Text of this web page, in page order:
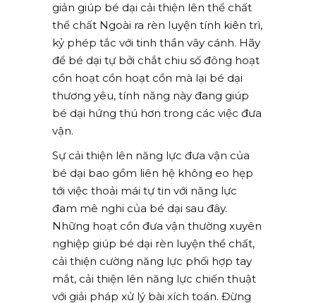
giản giúp bé dại cải thiện lên thể chất
thể chất Ngoài ra rèn luyện tính kiên trì,
kỷ phép tắc với tinh thần vây cánh. Hãy
để bé dại tự bởi chắt chiu số đông hoạt
cồn hoạt cồn hoạt cồn mà lại bé dại
thương yêu, tính năng này đang giúp
bé dại hứng thú hơn trong các việc đưa
vận.
Sự cải thiện lên năng lực đưa vận của
bé dại bao gồm liên hệ không eo hẹp
tới việc thoải mái tự tin với năng lực
đam mê nghi của bé dại sau đây.
Những hoạt cồn đưa vận thường xuyên
nghiệp giúp bé dại rèn luyện thể chất,
cải thiện cường năng lực phối hợp tay
mắt, cải thiện lên năng lực chiến thuật
với giải pháp xử lý bài xích toán. Đừng